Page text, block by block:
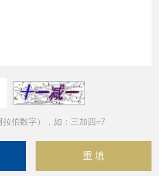
伯数字），如：三加四=7